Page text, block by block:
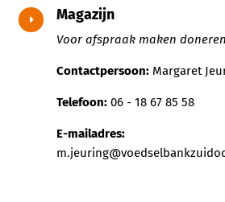
E Magazijn
Voor afspraak maken
Contactpersoon:Margaret
Telefoon: 06 - 18 67 85 58
E-mailadres: